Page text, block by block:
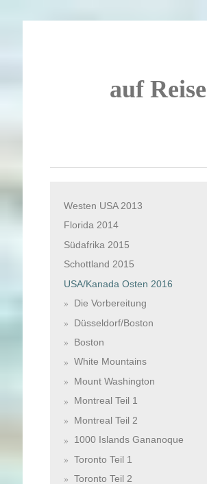
auf
Westen USA 2013
Florida 2014
Südafrika 2015
Schottland 2015
USA/Kanada Osten 2016
Die Vorbereitung
Düsseldorf/Boston
Boston
White Mountains
Mount Washington
Montreal Teil 1
Montreal Teil 2
1000 Islands Gananoque
Toronto Teil 1
Toronto Teil 2